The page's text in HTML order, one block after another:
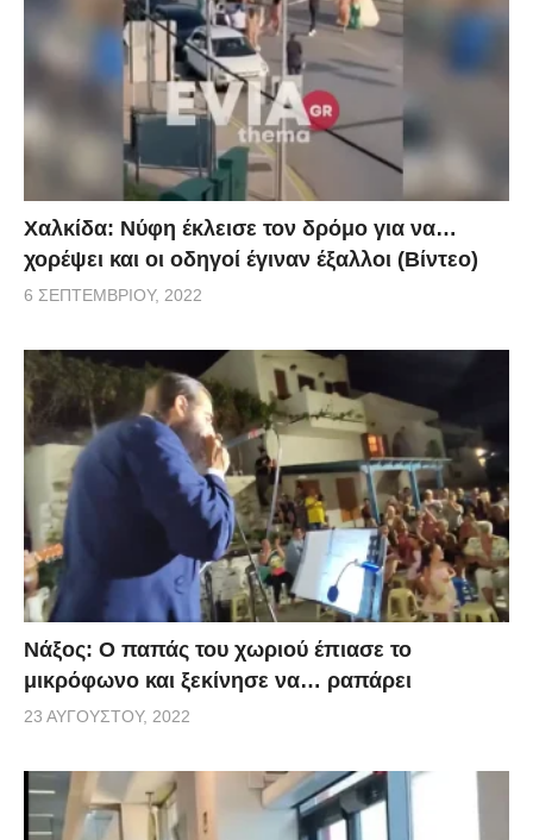
Χαλκίδα: Νύφη έκλεισε τον δρόμο για να…
χορέψει και οι οδηγοί έγιναν έξαλλοι (Βίντεο)
6 ΣΕΠΤΕΜΒΡΊΟΥ, 2022
Νάξος: Ο παπάς του χωριού έπιασε το
μικρόφωνο και ξεκίνησε να… ραπάρει
23 ΑΥΓΟΎΣΤΟΥ, 2022